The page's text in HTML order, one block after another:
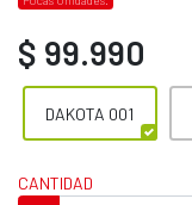
$ 99.990
DAKOTA 001
CANTIDAD